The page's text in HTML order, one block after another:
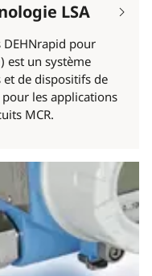
LSA
pour
est un système
de dispositifs de
les applications
MCR.